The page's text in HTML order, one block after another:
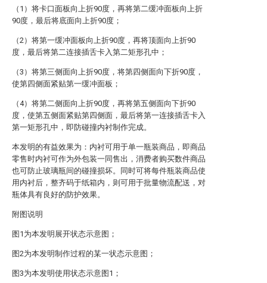
（1）将卡口面板向上折90度，再将第二缓冲面板向上折
90度，最后将底面向上折90度；
（2）将第一缓冲面板向上折90度，再将顶面向上折90
度，最后将第二连接插舌卡入第二矩形孔中；
（3）将第三侧面向上折90度，将第四侧面向下折90度，
使第四侧面紧贴第一缓冲面板；
（4）将第二侧面向上折90度，再将第五侧面向下折90
度，使第五侧面紧贴第四侧面，最后将第一连接插舌卡入
第一矩形孔中，即防碰撞内衬制作完成。
本发明的有益效果为：内衬可用于单一瓶装商品，即商品
零售时内衬可作为外包装一同售出，消费者购买数件商品
也可防止玻璃瓶间的碰撞损坏。同时可将每件瓶装商品使
用内衬后，整齐码于纸箱内，则可用于批量物流配送，对
瓶体具有良好的防护效果。
附图说明
图1为本发明展开状态示意图；
图2为本发明制作过程的某一状态示意图；
图3为本发明使用状态示意图1；